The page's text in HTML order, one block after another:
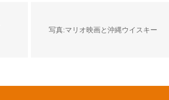
写真:マリオ映画と沖縄ウイスキー